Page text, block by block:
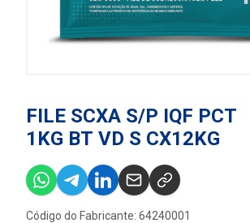
FILE SCXA S/P IQF PCT
1KG BT VD S CX12KG
Código do Fabricante: 64240001